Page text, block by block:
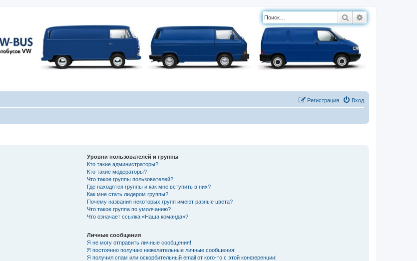
Поиск
Вход
Регистрация
Уровни пользователей и группы
Кто такие администраторы?
Кто такие модераторы?
Что такое группы пользователей?
Где находятся группы и как мне вступить в них?
Как мне стать лидером группы?
Почему названия некоторых групп имеют разные цвета?
Что такое группа по умолчанию?
Что означает ссылка «Наша команда»?
Личные сообщения
Я не могу отправить личные сообщения!
Я постоянно получаю нежелательные личные сообщения!
Я получил спам или оскорбительный email от кого-то с этой конференции!